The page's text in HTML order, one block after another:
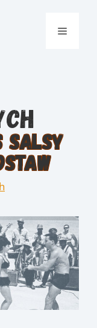
Menu
Salsy